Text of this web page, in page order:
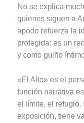
No se explica
quienes siguen a
apodo refuerza la
protegida: es un
y como guiño
«El Alto» es el
función narrativa
el límite, el refugio.
exposición, tiene